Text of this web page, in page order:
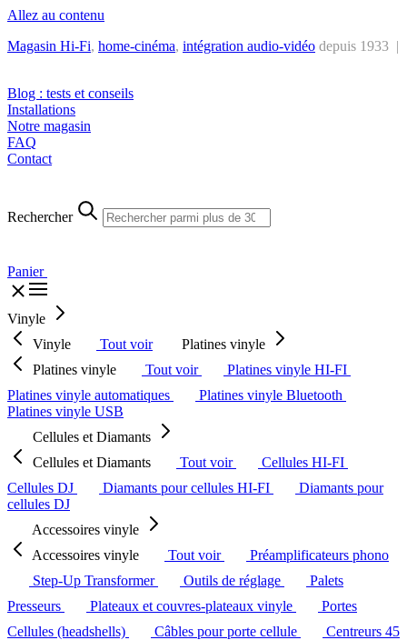
Allez au contenu
Magasin Hi-Fi, home-cinéma, intégration audio-vidéo depuis 1933 |
Blog : tests et conseils
Installations
Notre magasin
FAQ
Contact
Rechercher
Panier
Vinyle
Vinyle
Tout voir
Platines vinyle
Platines vinyle
Tout voir
Platines vinyle HI-FI
Platines vinyle automatiques
Platines vinyle Bluetooth
Platines vinyle USB
Cellules et Diamants
Cellules et Diamants
Tout voir
Cellules HI-FI
Cellules DJ
Diamants pour cellules HI-FI
Diamants pour
cellules DJ
Accessoires vinyle
Accessoires vinyle
Tout voir
Préamplificateurs phono
Step-Up Transformer
Outils de réglage
Palets
Presseurs
Plateaux et couvres-plateaux vinyle
Portes
Cellules (headshells)
Câbles pour porte cellule
Centreurs 45